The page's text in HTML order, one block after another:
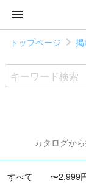
トップページ
カタログか
すべて 〜2,999